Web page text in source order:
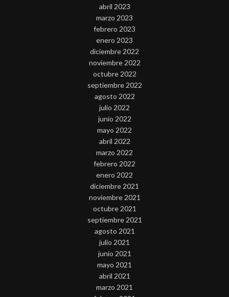
abril 2023
marzo 2023
febrero 2023
enero 2023
diciembre 2022
noviembre 2022
octubre 2022
septiembre 2022
agosto 2022
julio 2022
junio 2022
mayo 2022
abril 2022
marzo 2022
febrero 2022
enero 2022
diciembre 2021
noviembre 2021
octubre 2021
septiembre 2021
agosto 2021
julio 2021
junio 2021
mayo 2021
abril 2021
marzo 2021